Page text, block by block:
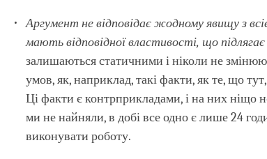
Аргумент не відповідає жодному явищу з
мають відповідної властивості, що
залишаються статичними і ніколи не
умов, як, наприклад, такі факти, як те, що
Ці факти є контрприкладами, і на них ніщо
ми не найняли, в добі все одно є лише 24
виконувати роботу.